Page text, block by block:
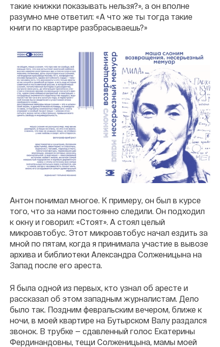
такие книжки показывать нельзя?», а он вполне
разумно мне ответил: «А что же ты тогда такие
книги по квартире разбрасываешь?»
Антон понимал многое. К примеру, он был в курсе
того, что за нами постоянно следили. Он подходил
к окну и говорил: «Стоят». А стоял целый
микроавтобус. Этот микроавтобус начал ездить за
мной по пятам, когда я принимала участие в вывозе
архива и библиотеки Александра Солженицына на
Запад после его ареста.
Я была одной из первых, кто узнал об аресте и
рассказал об этом западным журналистам. Дело
было так. Поздним февральским вечером, ближе к
ночи, в моей квартире на Бутырском Валу раздался
звонок. В трубке — сдавленный голос Екатерины
Фердинандовны, тещи Солженицына, мамы моей